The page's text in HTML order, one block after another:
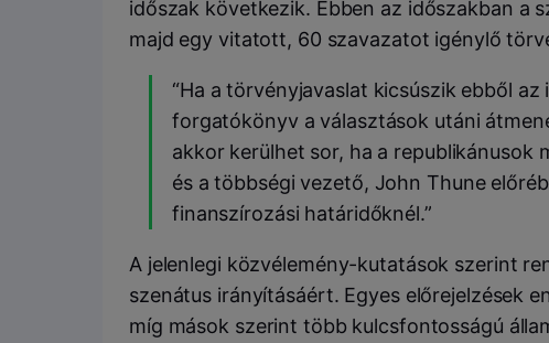
időszak következik. Ebben az időszakban a
majd egy vitatott, 60 szavazatot igénylő
“Ha a törvényjavaslat kicsúszik ebből
forgatókönyv a választások utáni
akkor kerülhet sor, ha a
és a többségi vezető, John Thune
finanszírozási határidőknél.”
A jelenlegi közvélemény-kutatások szerint
szenátus irányításáért. Egyes előrejelzések
míg mások szerint több kulcsfontosságú